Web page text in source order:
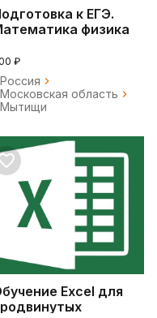
к ЕГЭ.
физика
₽
Россия
Московская область
Мытищи
Excel для